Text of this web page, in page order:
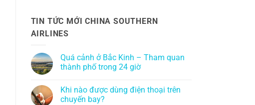
TIN TỨC MỚI CHINA SOUTHERN
AIRLINES
Quá cảnh ở Bắc Kinh – Tham quan
thành phố trong 24 giờ
Khi nào được dùng điện thoại trên
chuyến bay?